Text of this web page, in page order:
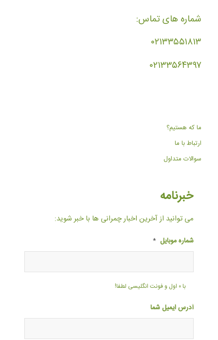
شماره های تماس:
۰۲۱۳۳۵۵۱۸۱۳
۰۲۱۳۳۵۶۴۳۹۷
ما که هستیم؟
ارتباط با ما
سوالات متداول
خبرنامه
می توانید از آخرین اخبار چمرانی ها با خبر شوید:
شماره موبایل *
با ۰ اول و فونت انگلیسی لطفا!
آدرس ایمیل شما